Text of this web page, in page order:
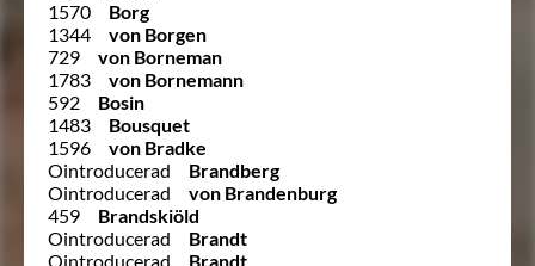
1570
Borg
1344
von Borgen
729
von Borneman
1783
von Bornemann
592
Bosin
1483
Bousquet
1596
von Bradke
Ointroducerad
Brandberg
Ointroducerad
von Brandenburg
459
Brandskiöld
Ointroducerad
Brandt
Ointroducerad
Brandt